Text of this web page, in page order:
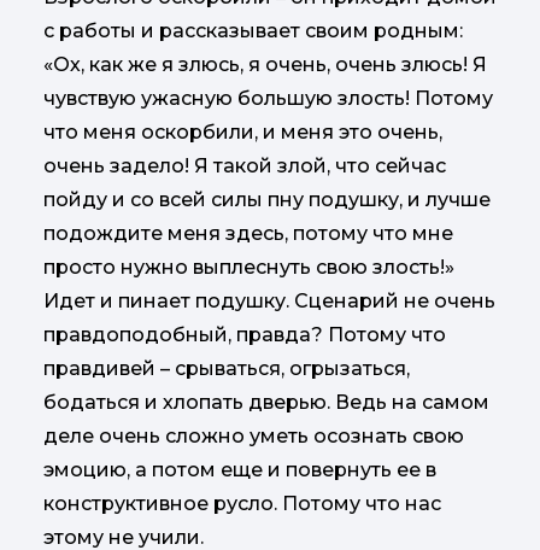
с работы и рассказывает своим родным:
«Ох, как же я злюсь, я очень, очень злюсь! Я
чувствую ужасную большую злость! Потому
что меня оскорбили, и меня это очень,
очень задело! Я такой злой, что сейчас
пойду и со всей силы пну подушку, и лучше
подождите меня здесь, потому что мне
просто нужно выплеснуть свою злость!»
Идет и пинает подушку. Сценарий не очень
правдоподобный, правда? Потому что
правдивей – срываться, огрызаться,
бодаться и хлопать дверью. Ведь на самом
деле очень сложно уметь осознать свою
эмоцию, а потом еще и повернуть ее в
конструктивное русло. Потому что нас
этому не учили.